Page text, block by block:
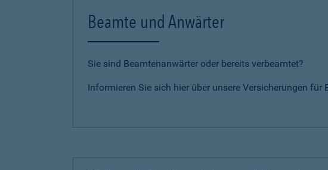
Beamte und Anwärter
Sie sind Beamtenanwärter oder bereits verbeamtet?
Informieren Sie sich hier über unsere Versicherungen für